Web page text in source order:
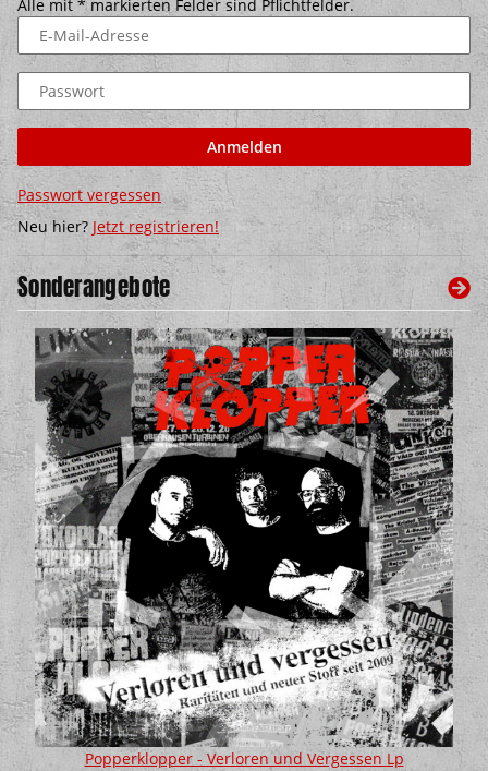
Alle mit *markierten Felder sind Pflichtfelder.
E-Mail-Adresse
Passwort
Anmelden
Passwort vergessen
Neu hier? Jetzt registrieren!
Sonderangebote
Popperklopper - Verloren und Vergessen Lp